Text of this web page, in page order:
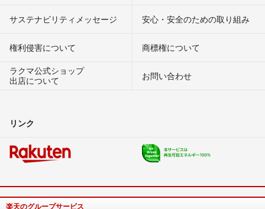
サステナビリティメッセージ 安心・安全のための取り組み
権利侵害について
商標権について
ラクマ公式ショップ
出店について
お問い合わせ
リンク
楽天のグループサービス